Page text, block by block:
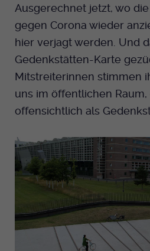
Ausgerechnet jetzt, wo
gegen Corona wieder
hier verjagt werden. Und
Gedenkstätten-Karte
Mitstreiterinnen stimmen
uns im öffentlichen
offensichtlich als